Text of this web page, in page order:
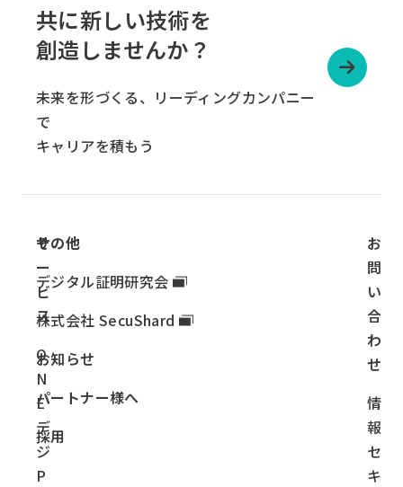
共に新しい技術を
創造しませんか？
未来を形づくる、リーディングカンパニー
で
キャリアを積もう
ル
ー
プ
ン
ク
サ
ー
ビ
ス
O
N
E
デ
ジ
P
その他
デジタル証明研究会
株式会社 SecuShard
お知らせ
パートナー様へ
採用
お
問
い
合
わ
せ
情
報
セ
キ